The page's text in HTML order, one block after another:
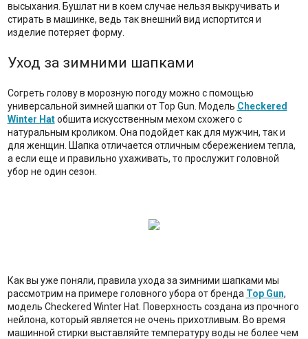
высыхания. Бушлат ни в коем случае нельзя выкручивать и
стирать в машинке, ведь так внешний вид испортится и
изделие потеряет форму.
Уход за зимними шапками
Согреть голову в морозную погоду можно с помощью
универсальной зимней шапки от Top Gun. Модель Checkered
Winter Hatобшита искусственным мехом схожего с
натуральным кроликом. Она подойдет как для мужчин, так и
для женщин. Шапка отличается отличным сбережением тепла,
а если еще и правильно ухаживать, то прослужит головной
убор не один сезон.
Как вы уже поняли, правила ухода за зимними шапками мы
рассмотрим на примере головного убора от бренда Top Gun,
модель Checkered Winter Hat. Поверхность создана из прочного
нейлона, который является не очень прихотливым. Во время
машинной стирки выставляйте температуру воды не более чем